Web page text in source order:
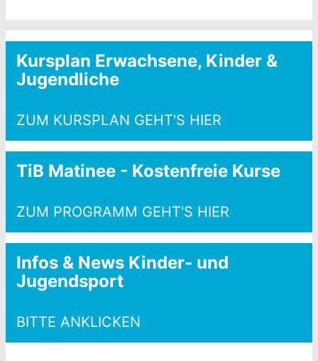
Kursplan Erwachsene, Kinder &
Jugendliche
ZUM KURSPLAN GEHT'S HIER
TiB Matinee - Kostenfreie Kurse
ZUM PROGRAMM GEHT'S HIER
Infos & News Kinder- und
Jugendsport
BITTE ANKLICKEN